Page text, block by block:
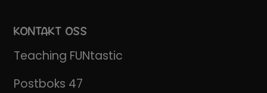
KONTAKT OSS
Teaching FUNtastic
Postboks 47